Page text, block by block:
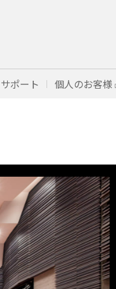
サポート 個人のお客様